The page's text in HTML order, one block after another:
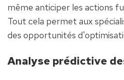
même anticiper les actions
Tout cela permet aux
des opportunités
Analyse prédictive